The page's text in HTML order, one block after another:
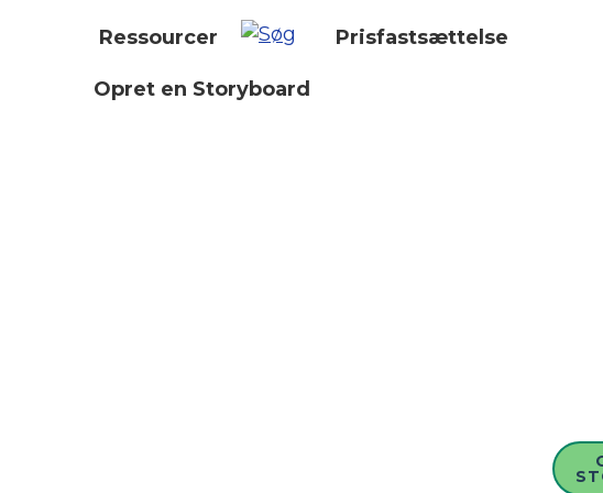
Ressourcer Prisfastsættelse
Opret en Storyboard